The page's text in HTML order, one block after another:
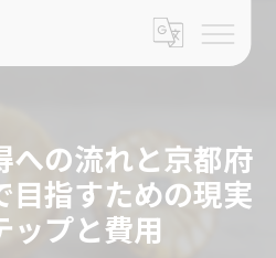
への流れと京都府
目指すための現実
ップと費用